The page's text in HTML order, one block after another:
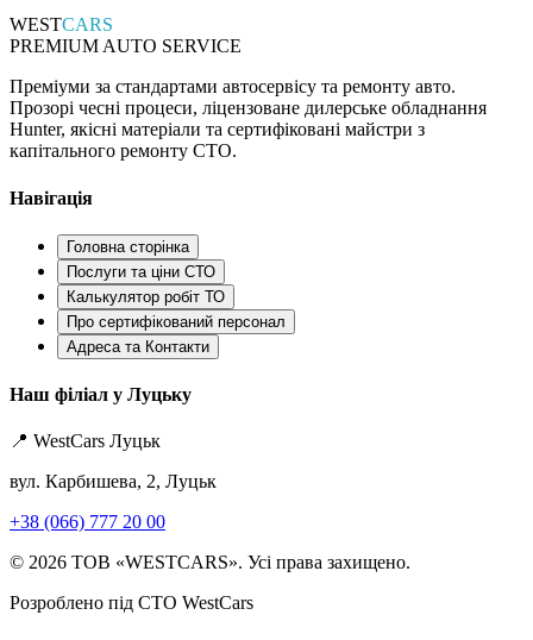
WESTCARS
PREMIUM AUTO SERVICE
Преміуми за стандартами автосервісу та ремонту авто.
Прозорі чесні процеси, ліцензоване дилерське обладнання
Hunter, якісні матеріали та сертифіковані майстри з
капітального ремонту СТО.
Навігація
Головна сторінка
Послуги та ціни СТО
Калькулятор робіт ТО
Про сертифікований персонал
Адреса та Контакти
Наш філіал у Луцьку
📍 WestCars Луцьк
вул. Карбишева, 2, Луцьк
+38 (066) 777 20 00
© 2026 ТОВ «WESTCARS». Усі права захищено.
Розроблено під СТО WestCars